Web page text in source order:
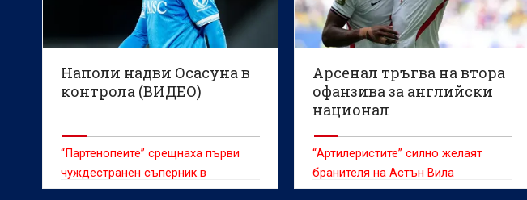
Наполи надви Осасуна в
контрола (ВИДЕО)
“Партенопеите” срещнаха първи
чуждестранен съперник в
подготовката си
Арсенал тръгва на втора
офанзива за английски
национал
“Артилеристите” силно желаят
бранителя на Астън Вила